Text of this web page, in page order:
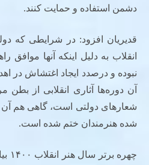
دشمن استفاده و حمایت کنند.
قدیریان افزود: در شرایطی که
انقلاب به دلیل اینکه آنها
نبوده و درصدد ایجاد اغتشاش در
آن دوره‌ها آثاری انقلابی از
شعارهای دولتی است، گاهی هم آن
شده هنرمندان ختم شده است.